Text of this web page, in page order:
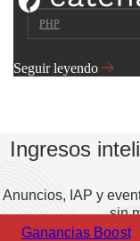
PHP
Seguir leyendo
Ingresos
Anuncios, IAP y
sin
Ganancias Boost